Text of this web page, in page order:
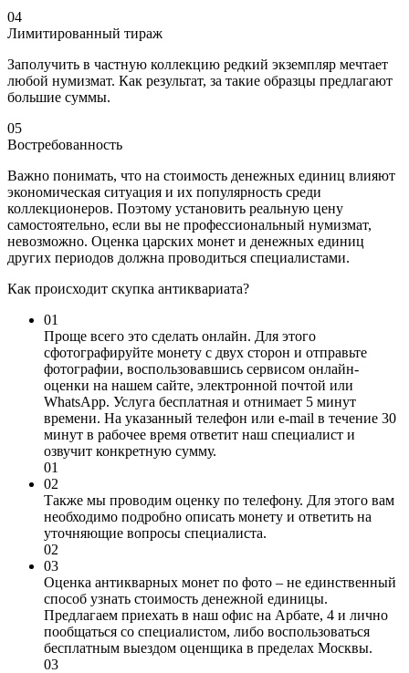
04
Лимитированный тираж
Заполучить в частную коллекцию редкий экземпляр мечтает
любой нумизмат. Как результат, за такие образцы предлагают
большие суммы.
05
Востребованность
Важно понимать, что на стоимость денежных единиц влияют
экономическая ситуация и их популярность среди
коллекционеров. Поэтому установить реальную цену
самостоятельно, если вы не профессиональный нумизмат,
невозможно. Оценка царских монет и денежных единиц
других периодов должна проводиться специалистами.
Как происходит скупка антиквариата?
01
Проще всего это сделать онлайн. Для этого
сфотографируйте монету с двух сторон и отправьте
фотографии, воспользовавшись сервисом онлайн-
оценки на нашем сайте, электронной почтой или
WhatsApp. Услуга бесплатная и отнимает 5 минут
времени. На указанный телефон или e-mail в течение 30
минут в рабочее время ответит наш специалист и
озвучит конкретную сумму.
01
02
Также мы проводим оценку по телефону. Для этого вам
необходимо подробно описать монету и ответить на
уточняющие вопросы специалиста.
02
03
Оценка антикварных монет по фото – не единственный
способ узнать стоимость денежной единицы.
Предлагаем приехать в наш офис на Арбате, 4 и лично
пообщаться со специалистом, либо воспользоваться
бесплатным выездом оценщика в пределах Москвы.
03